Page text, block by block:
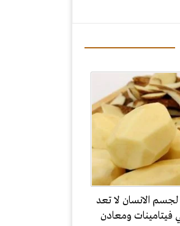
الانسان لا تعد
فيتامينات ومعادن